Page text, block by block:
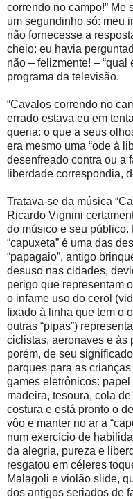
correndo no campo!” Me
um segundinho só: meu
não fornecesse a
cheio: eu havia
não – felizmente! – “qual
programa da televisão.
“Cavalos correndo no
errado estava eu em
queria: o que a seus
era mesmo uma “ode à
desenfreado contra ou a
liberdade correspondia,
Tratava-se da música
Ricardo Vignini
do músico e seu público.
“capuxeta” é uma das
“papagaio”, antigo
desuso nas cidades,
perigo que representam
o infame uso do cerol
fixado à linha que tem o
outras “pipas”)
ciclistas, aeronaves e às
porém, de seu
parques para as
games eletrônicos:
madeira, tesoura, cola
costura e está pronto o
vôo e manter no ar a
num exercício de
da alegria, pureza e
resgatou em céleres
Malagoli e violão slide,
dos antigos seriados de